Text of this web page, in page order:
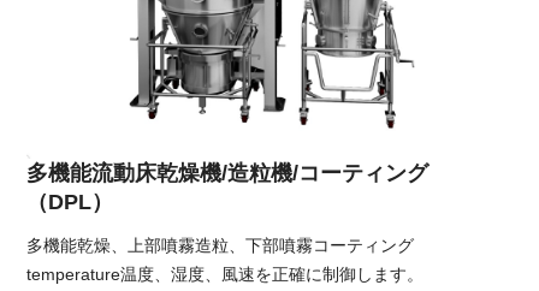
多機能流動床乾燥機/造粒機/コーティング
（DPL）
多機能乾燥、上部噴霧造粒、下部噴霧コーティング
temperature温度、湿度、風速を正確に制御します。